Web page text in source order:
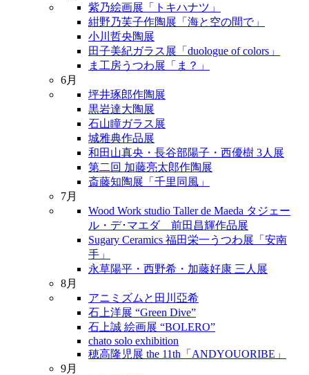
紫乃絵画展「トキハナツ」
紺野乃芙子作陶展「海と空の間で」
小川哲央陶展
田子美紀ガラス展「duologue of colors」
ま工房うつわ展「ま？」
6月
坪井琢郎作陶展
黒岩達大陶展
石山瞳ガラス展
城雅典作品展
和田山真央・長谷部陽子・西優樹 3人展
第二回 加藤亮太郎作陶展
斎藤知陶展「千里同風」
7月
Wood Work studio Taller de Maeda タジェー
ル・デ･マエダ 前田昌輝作品展
Sugary Ceramics 福田栄一うつわ展「安南
手」
永草陽平・西野希・加藤好康 三人展
8月
アニミズムと田川亞希
石上洋展 “Green Dive”
石上誠 絵画展 “BOLERO”
chato solo exhibition
穂高隆児展 the 11th「ANDYOUORIBE」
9月